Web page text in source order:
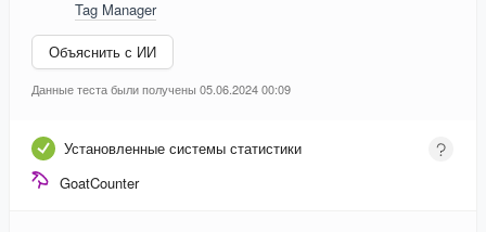
Tag Manager
Объяснить с ИИ
Данные теста были получены 05.06.2024 00:09
Установленные системы статистики
GoatCounter